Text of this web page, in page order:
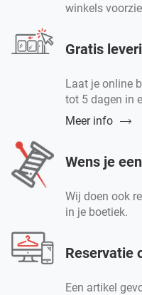
winkels
Gratis
Laat je online
tot 5 dagen in
Meer info
Wens je
Wij doen ook
in je boetiek.
Reservatie
Een artikel